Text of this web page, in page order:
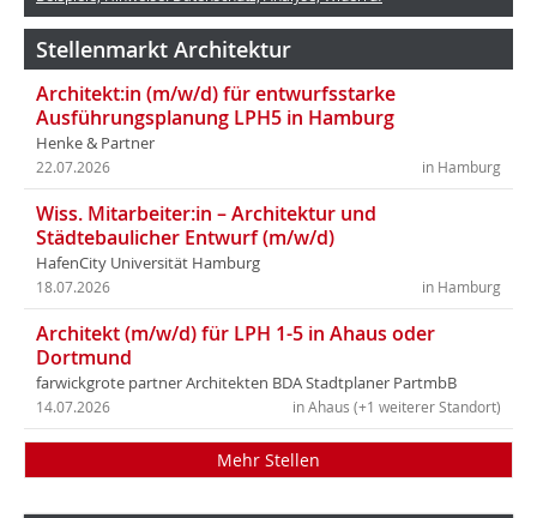
Stellenmarkt Architektur
Architekt:in (m/w/d) für entwurfsstarke
Ausführungsplanung LPH5 in Hamburg
Henke & Partner
in Hamburg
22.07.2026
Wiss. Mitarbeiter:in – Architektur und
Städtebaulicher Entwurf (m/w/d)
HafenCity Universität Hamburg
in Hamburg
18.07.2026
Architekt (m/w/d) für LPH 1-5 in Ahaus oder
Dortmund
farwickgrote partner Architekten BDA Stadtplaner PartmbB
in Ahaus (+1 weiterer Standort)
14.07.2026
Mehr Stellen